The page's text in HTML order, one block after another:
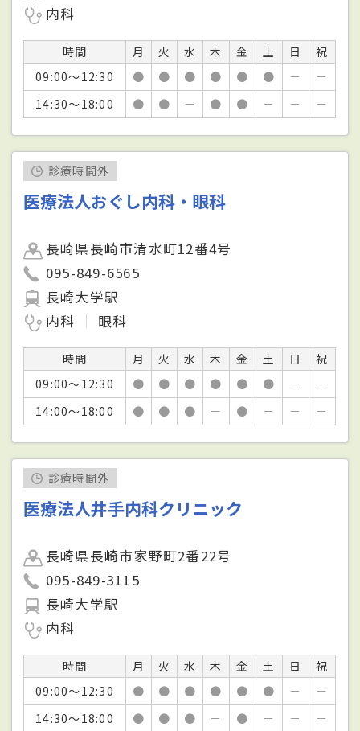
内科
時間 月 火 水 木 金 土 日
祝
09:00～12:30
● ● ● ● ● ● －
－
14:30～18:00
● ● － ● ● － － －
診療時間外
医療法人おぐし内科・眼科
長崎県長崎市清水町12番4号
095-849-6565
長崎大学駅
内科
眼科
時間 月 火 水 木 金 土 日
祝
09:00～12:30
● ● ● ● ● ● －
－
14:00～18:00
● ● ● － ● － － －
診療時間外
医療法人井手内科クリニック
長崎県長崎市家野町2番22号
095-849-3115
長崎大学駅
内科
時間 月 火 水 木 金 土 日
祝
09:00～12:30
● ● ● ● ● ● －
－
14:30～18:00
● ● ● － ● － － －